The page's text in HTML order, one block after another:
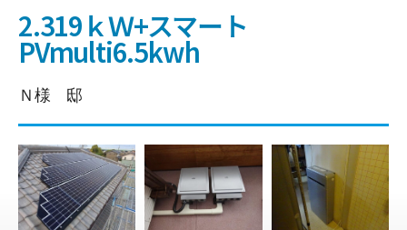
2.319ｋＷ+スマート
PVmulti6.5kwh
Ｎ様 邸